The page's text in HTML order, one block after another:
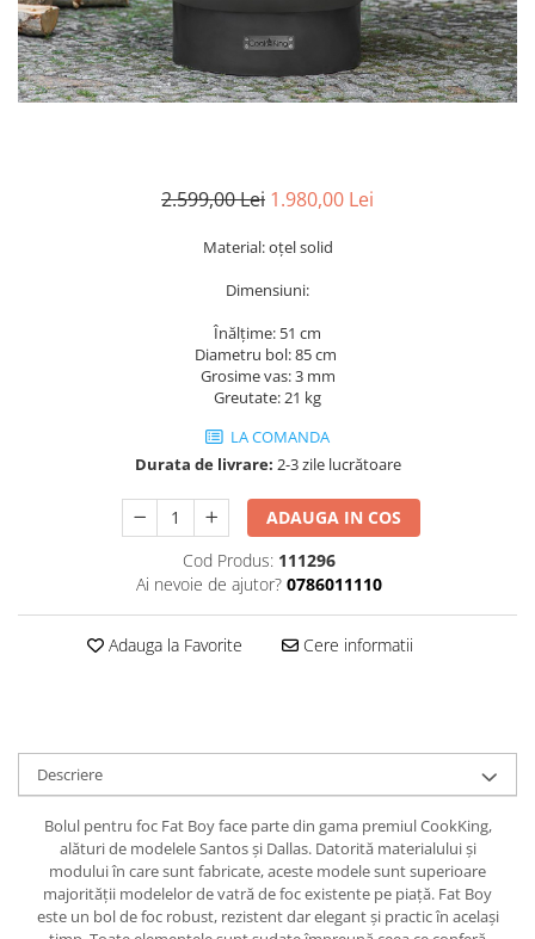
2.599,00 Lei 1.980,00 Lei
Material: oțel solid
Dimensiuni:
Înălțime: 51 cm
Diametru bol: 85 cm
Grosime vas: 3 mm
Greutate: 21 kg
LA COMANDA
Durata de livrare: 2-3 zile lucrătoare
ADAUGA IN COS
Cod Produs: 111296
Ai nevoie de ajutor? 0786011110
Adauga la Favorite Cere informatii
Descriere
Bolul pentru foc Fat Boy face parte din gama premiul CookKing,
alături de modelele Santos și Dallas. Datorită materialului și
modului în care sunt fabricate, aceste modele sunt superioare
majorității modelelor de vatră de foc existente pe piață. Fat Boy
este un bol de foc robust, rezistent dar elegant și practic în același